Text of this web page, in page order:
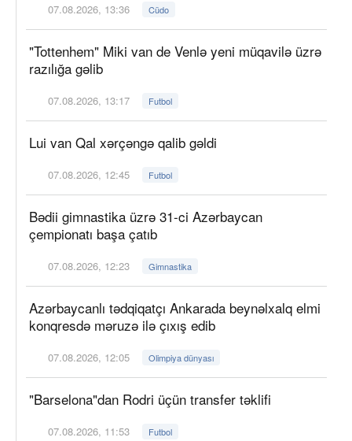
07.08.2026, 13:36 Cüdo
"Tottenhem" Miki van de Venlə yeni müqavilə üzrə
razılığa gəlib
07.08.2026, 13:17 Futbol
Lui van Qal xərçəngə qalib gəldi
07.08.2026, 12:45 Futbol
Bədii gimnastika üzrə 31-ci Azərbaycan
çempionatı başa çatıb
07.08.2026, 12:23 Gimnastika
Azərbaycanlı tədqiqatçı Ankarada beynəlxalq elmi
konqresdə məruzə ilə çıxış edib
07.08.2026, 12:05 Olimpiya dünyası
"Barselona"dan Rodri üçün transfer təklifi
07.08.2026, 11:53 Futbol